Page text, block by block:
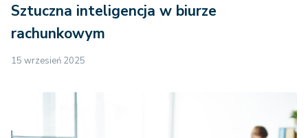
Sztuczna inteligencja w biurze
rachunkowym
15 wrzesień 2025